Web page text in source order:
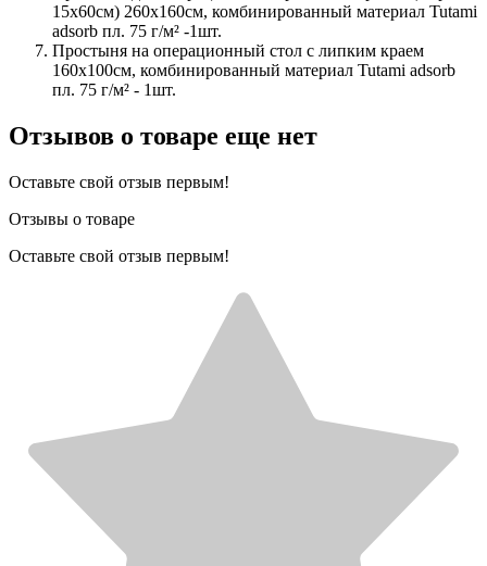
15х60см) 260х160см, комбинированный материал Tutami
adsorb пл. 75 г/м² -1шт.
Простыня на операционный стол с липким краем
160х100см, комбинированный материал Tutami adsorb
пл. 75 г/м² - 1шт.
Отзывов о товаре еще нет
Оставьте свой отзыв первым!
Отзывы о товаре
Оставьте свой отзыв первым!